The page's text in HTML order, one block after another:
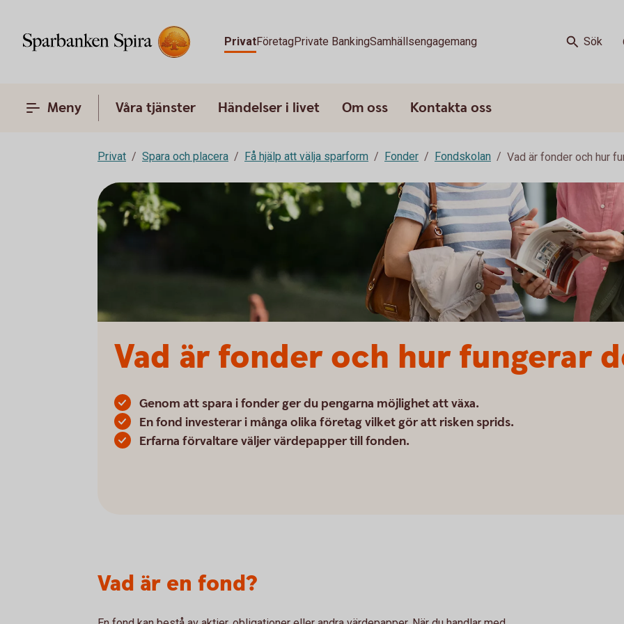
PrivatFöretagPrivate BankingSamhällsengagemang Sök
Meny Våra tjänster Händelser i livet Om oss Kontakta oss
Privat Spara och placera Få hjälp att välja sparform Fonder Fondskolan Vad är fonder och hur
Vad är fonder och hur fungerar
Genom att spara i fonder ger du pengarna möjlighet att växa.
En fond investerar i många olika företag vilket gör att risken sprids.
Erfarna förvaltare väljer värdepapper till fonden.
Vad är en fond?